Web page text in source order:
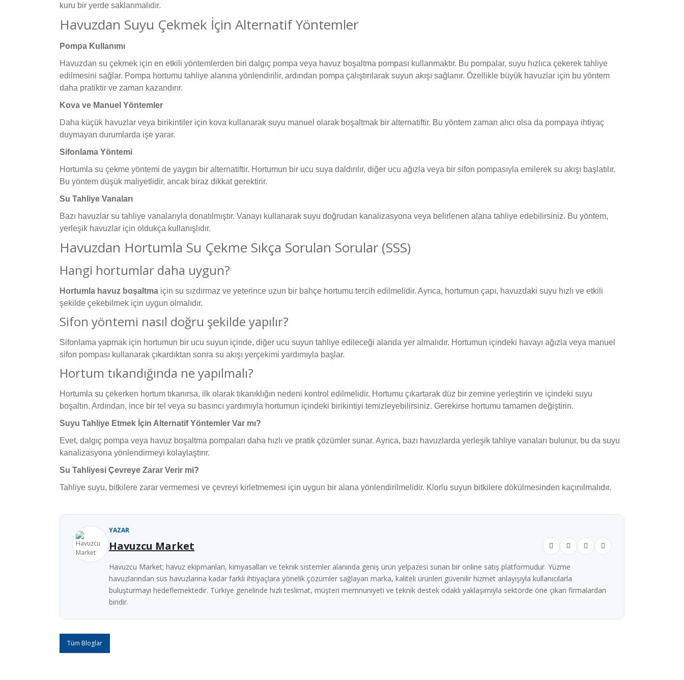
kuru bir yerde saklanmalıdır.
Havuzdan Suyu Çekmek İçin Alternatif Yöntemler
Pompa Kullanımı
Havuzdan su çekmek için en etkili yöntemlerden biri dalgıç pompa veya havuz boşaltma pompası kullanmaktır. Bu pompalar, suyu hızlıca çekerek tahliye
edilmesini sağlar. Pompa hortumu tahliye alanına yönlendirilir, ardından pompa çalıştırılarak suyun akışı sağlanır. Özellikle büyük havuzlar için bu yöntem
daha pratiktir ve zaman kazandırır.
Kova ve Manuel Yöntemler
Daha küçük havuzlar veya birikintiler için kova kullanarak suyu manuel olarak boşaltmak bir alternatiftir. Bu yöntem zaman alıcı olsa da pompaya ihtiyaç
duymayan durumlarda işe yarar.
Sifonlama Yöntemi
Hortumla su çekme yöntemi de yaygın bir alternatiftir. Hortumun bir ucu suya daldırılır, diğer ucu ağızla veya bir sifon pompasıyla emilerek su akışı başlatılır.
Bu yöntem düşük maliyetlidir, ancak biraz dikkat gerektirir.
Su Tahliye Vanaları
Bazı havuzlar su tahliye vanalarıyla donatılmıştır. Vanayı kullanarak suyu doğrudan kanalizasyona veya belirlenen alana tahliye edebilirsiniz. Bu yöntem,
yerleşik havuzlar için oldukça kullanışlıdır.
Havuzdan Hortumla Su Çekme Sıkça Sorulan Sorular (SSS)
Hangi hortumlar daha uygun?
Hortumla havuz boşaltma için su sızdırmaz ve yeterince uzun bir bahçe hortumu tercih edilmelidir. Ayrıca, hortumun çapı, havuzdaki suyu hızlı ve etkili
şekilde çekebilmek için uygun olmalıdır.
Sifon yöntemi nasıl doğru şekilde yapılır?
Sifonlama yapmak için hortumun bir ucu suyun içinde, diğer ucu suyun tahliye edileceği alanda yer almalıdır. Hortumun içindeki havayı ağızla veya manuel
sifon pompası kullanarak çıkardıktan sonra su akışı yerçekimi yardımıyla başlar.
Hortum tıkandığında ne yapılmalı?
Hortumla su çekerken hortum tıkanırsa, ilk olarak tıkanıklığın nedeni kontrol edilmelidir. Hortumu çıkartarak düz bir zemine yerleştirin ve içindeki suyu
boşaltın. Ardından, ince bir tel veya su basıncı yardımıyla hortumun içindeki birikintiyi temizleyebilirsiniz. Gerekirse hortumu tamamen değiştirin.
Suyu Tahliye Etmek İçin Alternatif Yöntemler Var mı?
Evet, dalgıç pompa veya havuz boşaltma pompaları daha hızlı ve pratik çözümler sunar. Ayrıca, bazı havuzlarda yerleşik tahliye vanaları bulunur, bu da suyu
kanalizasyona yönlendirmeyi kolaylaştırır.
Su Tahliyesi Çevreye Zarar Verir mi?
Tahliye suyu, bitkilere zarar vermemesi ve çevreyi kirletmemesi için uygun bir alana yönlendirilmelidir. Klorlu suyun bitkilere dökülmesinden kaçınılmalıdır.
YAZAR
Havuzcu Market
Havuzcu Market; havuz ekipmanları, kimyasalları ve teknik sistemler alanında geniş ürün yelpazesi sunan bir online satış platformudur. Yüzme
havuzlarından süs havuzlarına kadar farklı ihtiyaçlara yönelik çözümler sağlayan marka, kaliteli ürünleri güvenilir hizmet anlayışıyla kullanıcılarla
buluşturmayı hedeflemektedir. Türkiye genelinde hızlı teslimat, müşteri memnuniyeti ve teknik destek odaklı yaklaşımıyla sektörde öne çıkan firmalardan
biridir.
Tüm Bloglar